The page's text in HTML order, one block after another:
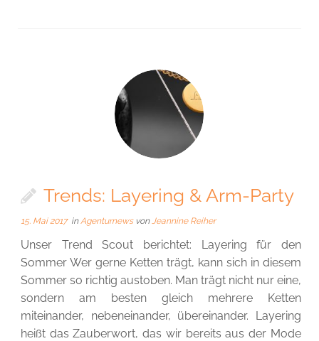
Trends: Layering & Arm-Party
15. Mai 2017inAgenturnews vonJeannine Reiher
Unser Trend Scout berichtet: Layering für den
Sommer Wer gerne Ketten trägt, kann sich in diesem
Sommer so richtig austoben. Man trägt nicht nur eine,
sondern am besten gleich mehrere Ketten
miteinander, nebeneinander, übereinander. Layering
heißt das Zauberwort, das wir bereits aus der Mode